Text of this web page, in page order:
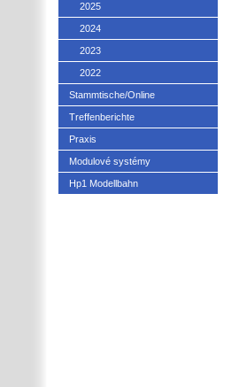
2025
2024
2023
2022
Stammtische/Online
Treffenberichte
Praxis
Modulové systémy
Hp1 Modellbahn